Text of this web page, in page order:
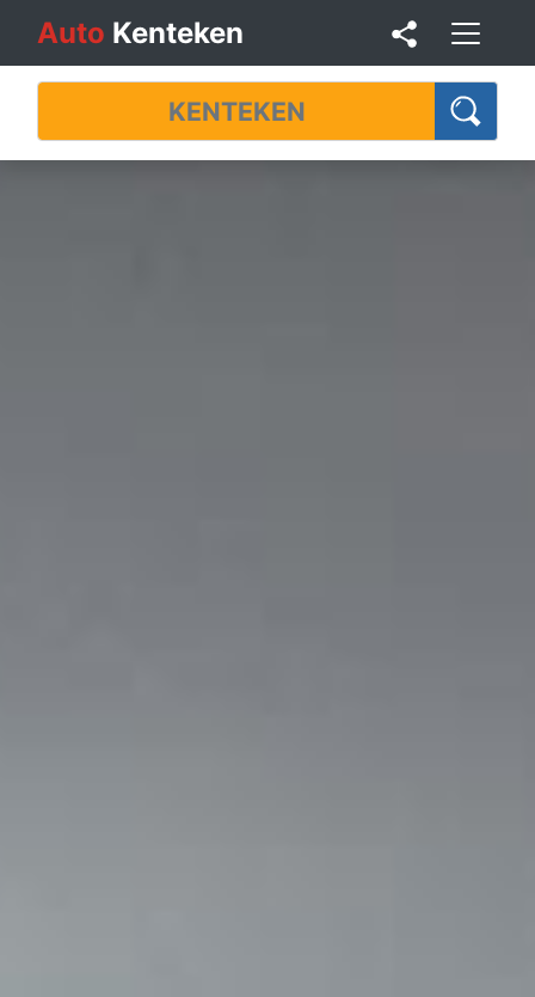
Auto Kenteken